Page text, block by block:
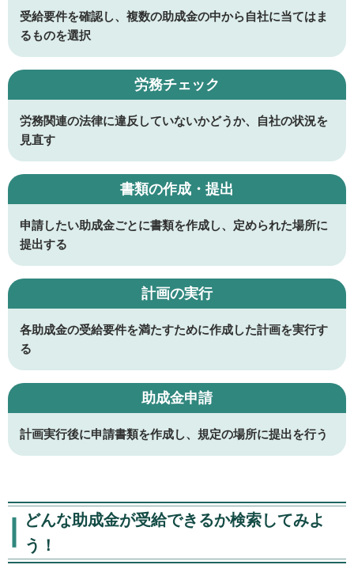
受給要件を確認し、複数の助成金の中から自社に当てはま
るものを選択
労務チェック
労務関連の法律に違反していないかどうか、自社の状況を
見直す
書類の作成・提出
申請したい助成金ごとに書類を作成し、定められた場所に
提出する
計画の実行
各助成金の受給要件を満たすために作成した計画を実行す
る
助成金申請
計画実行後に申請書類を作成し、規定の場所に提出を行う
どんな助成金が受給できるか検索してみよ
う！